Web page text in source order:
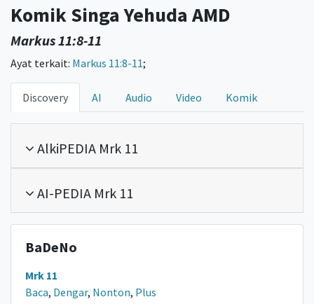
Komik Singa Yehuda AMD
Markus 11:8-11
Ayat terkait: Markus 11:8-11;
Discovery AI Audio Video Komik
AlkiPEDIA Mrk 11
AI-PEDIA Mrk 11
BaDeNo
Mrk 11
Baca, Dengar, Nonton, Plus